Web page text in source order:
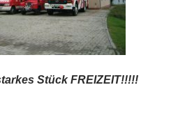
Stück FREIZEIT!!!!!